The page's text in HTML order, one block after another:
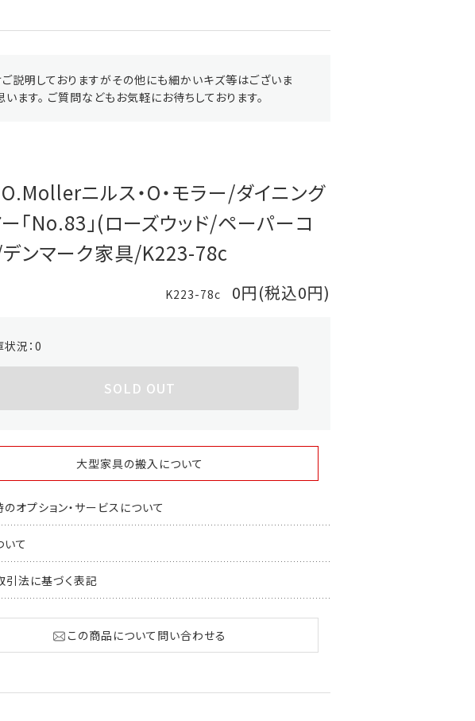
説明しておりますがその他にも細かいキズ等はございま
す。 ご質問などもお気軽にお待ちしております。
ニルス・O・モラー/ダイニング
「No.83」(ローズウッド/ペーパーコ
/デンマーク家具/K223-78c
K223-78c 0円(税込0円)
況： 0
SOLD OUT
大型家具の搬入について
オプション・サービスについて
て
引法に基づく表記
この商品について問い合わせる